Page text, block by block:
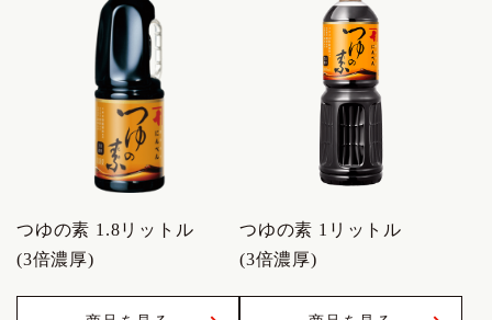
つゆの素 1.8リットル
(3倍濃厚)
つゆの素 1リットル
(3倍濃厚)